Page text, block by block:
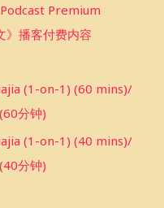
Premium
播客付费内容
(1-on-1) (60 mins)/
分钟)
(1-on-1) (40 mins)/
分钟)